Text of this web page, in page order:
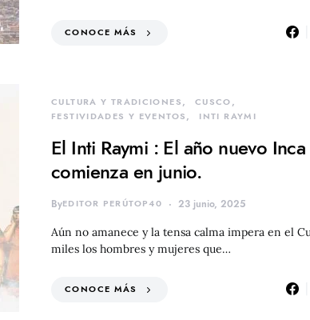
CONOCE MÁS
CULTURA Y TRADICIONES
CUSCO
FESTIVIDADES Y EVENTOS
INTI RAYMI
El Inti Raymi : El año nuevo
comienza en junio.
ByEDITOR PERÚTOP40 23 junio, 2025
Aún no amanece y la tensa calma impera en el
miles los hombres y mujeres que…
CONOCE MÁS